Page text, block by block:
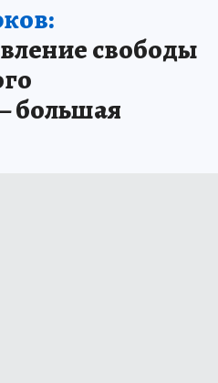
свободы
большая